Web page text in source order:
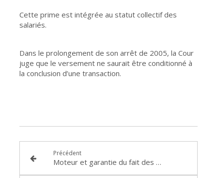
Cette prime est intégrée au statut collectif des
salariés.
Dans le prolongement de son arrêt de 2005, la Cour
juge que le versement ne saurait être conditionné à
la conclusion d’une transaction.
Précédent
Moteur et garantie du fait des produits défectueux (Cour d’appel de LYON, 8e chambre, 2 juillet 2019, RH 18/08185)